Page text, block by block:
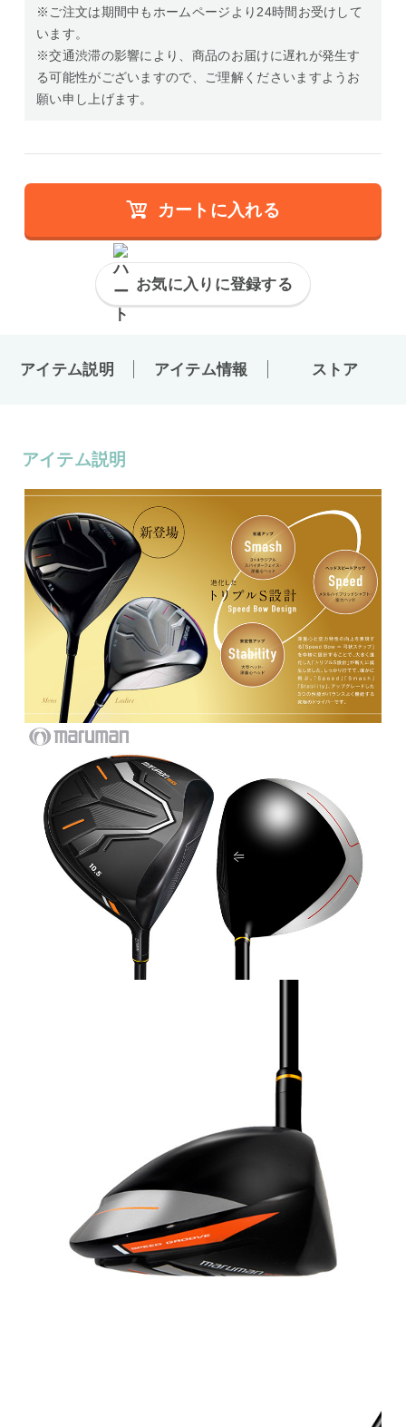
※ご注文は期間中もホームページより24時間お受けして
います。
※交通渋滞の影響により、商品のお届けに遅れが発生す
る可能性がございますので、ご理解くださいますようお
願い申し上げます。
カートに入れる
お気に入りに登録する
アイテム説明 アイテム情報 ストア
アイテム説明